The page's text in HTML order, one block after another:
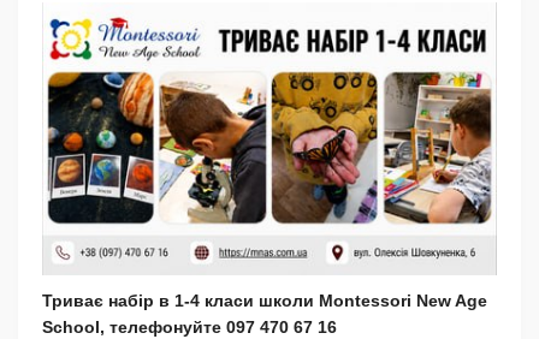
Триває набір в 1-4 класи школи Montessori New Age
School, телефонуйте 097 470 67 16